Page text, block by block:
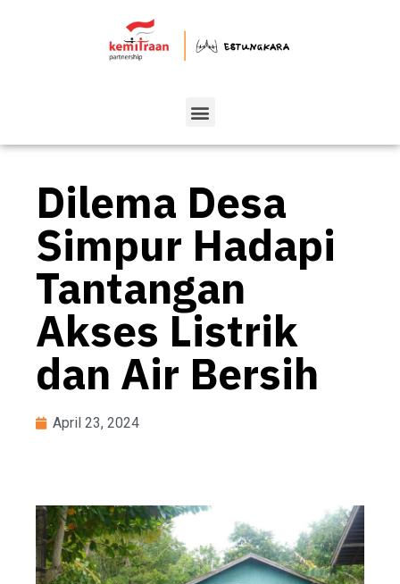
Dilema Desa
Simpur Hadapi
Tantangan
Akses Listrik
dan Air Bersih
April 23, 2024